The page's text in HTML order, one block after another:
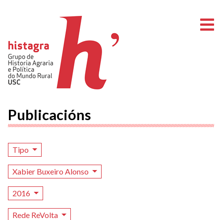
Publicacións
Tipo
Xabier Buxeiro Alonso
2016
Rede ReVolta